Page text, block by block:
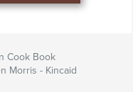
Cook Book
Morris - Kincaid